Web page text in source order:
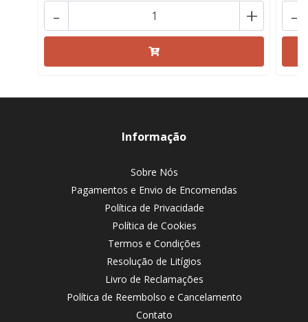
+
- -
Informação
Sobre Nós
Pagamentos e Envio de Encomendas
Política de Privacidade
Política de Cookies
Termos e Condições
Resolução de Litígios
Livro de Reclamações
Política de Reembolso e Cancelamento
Contato